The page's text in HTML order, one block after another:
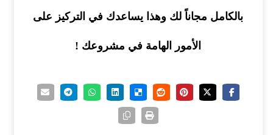
بالكامل مجاناً لك وهذا يساعدك في التركيز على
الأمور الهامة في مشروعك !